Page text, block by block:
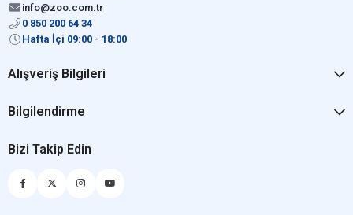
info@zoo.com.tr
0 850 200 64 34
Hafta İçi 09:00 - 18:00
Alışveriş Bilgileri
Bilgilendirme
Bizi Takip Edin